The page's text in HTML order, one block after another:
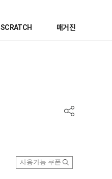
SCRATCH 매거진
사용가능 쿠폰